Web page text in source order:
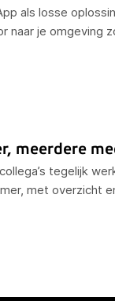
als losse
naar je omgeving
meerdere
tegelijk
met overzicht